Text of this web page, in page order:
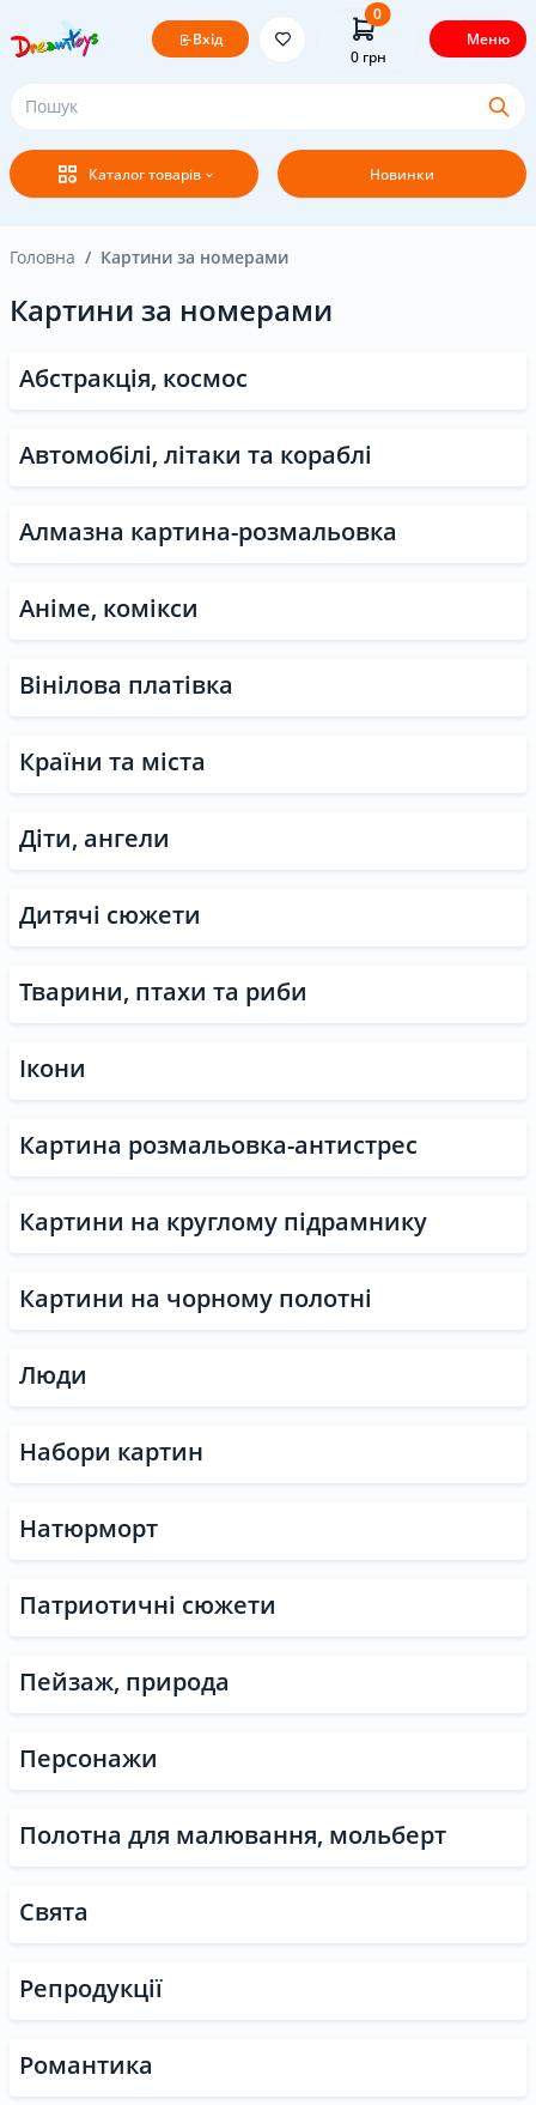
Каталог товарів Новинки
Вхід
0
0грн
Меню
Головна
Постачальникам
Покупцям
Оплата і доставка
Новини
Бренди
Акція
Головна Картини за номерами
Картини за номерами
Абстракція, космос
Автомобілі, літаки та кораблі
Алмазна картина-розмальовка
Аніме, комікси
Вінілова платівка
Країни та міста
Діти, ангели
Дитячі сюжети
Тварини, птахи та риби
Ікони
Картина розмальовка-антистрес
Картини на круглому підрамнику
Картини на чорному полотні
Люди
Набори картин
Натюрморт
Патриотичні сюжети
Пейзаж, природа
Персонажи
Полотна для малювання, мольберт
Свята
Репродукції
Романтика